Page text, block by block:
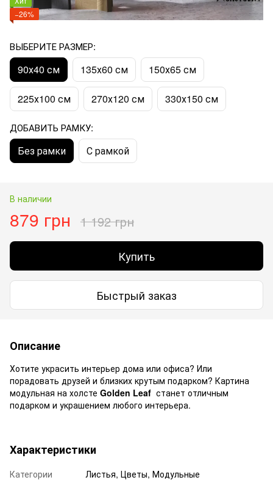
−26%
ВЫБЕРИТЕ РАЗМЕР:
90х40 см 135х60 см 150х65 см
225х100 см 270х120 см 330х150 см
ДОБАВИТЬ РАМКУ:
Без рамки С рамкой
В наличии
879 грн 1 192 грн
Купить
Быстрый заказ
Описание
Хотите украсить интерьер дома или офиса? Или
порадовать друзей и близких крутым подарком? Картина
модульная на холсте Golden Leaf станет отличным
подарком и украшением любого интерьера.
Характеристики
Категории
Листья, Цветы, Модульные